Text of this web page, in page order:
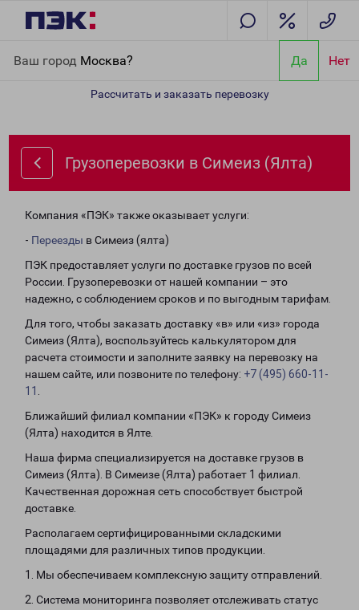
Ваш город Москва? Да Нет
Рассчитать и заказать перевозку
Грузоперевозки в Симеиз (Ялта)
Компания «ПЭК» также оказывает услуги:
- Переезды в Симеиз (ялта)
ПЭК предоставляет услуги по доставке грузов по всей
России. Грузоперевозки от нашей компании – это
надежно, с соблюдением сроков и по выгодным тарифам.
Для того, чтобы заказать доставку «в» или «из» города
Симеиз (Ялта), воспользуйтесь калькулятором для
расчета стоимости и заполните заявку на перевозку на
нашем сайте, или позвоните по телефону: +7 (495) 660-11-
11
Ближайший филиал компании «ПЭК» к городу Симеиз
(Ялта) находится в Ялте.
Наша фирма специализируется на доставке грузов в
Симеиз (Ялта). В Симеизе (Ялта) работает 1 филиал.
Качественная дорожная сеть способствует быстрой
доставке.
Располагаем сертифицированными складскими
площадями для различных типов продукции.
1. Мы обеспечиваем комплексную защиту отправлений.
2. Система мониторинга позволяет отслеживать статус